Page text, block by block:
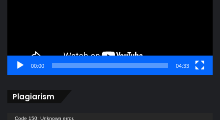
00:00 04:33
Plagiarism
Video
Code 150: Unknown error.